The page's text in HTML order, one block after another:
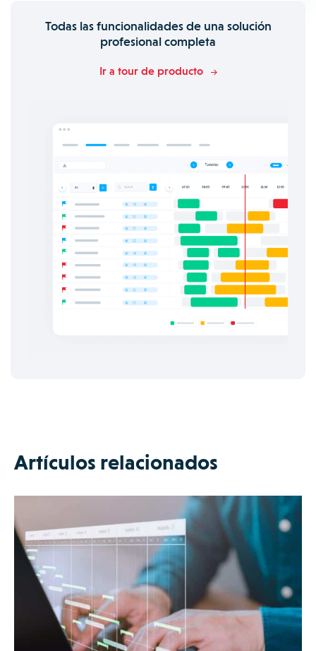
Todas las funcionalidades de una solución
profesional completa
Ir a tour de producto
Artículos relacionados